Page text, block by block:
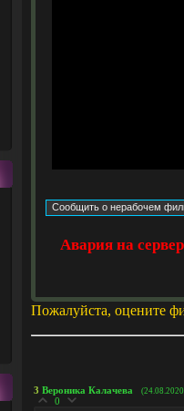
Авария на
Пожалуйста, оцените
3 Вероника Калачева
0